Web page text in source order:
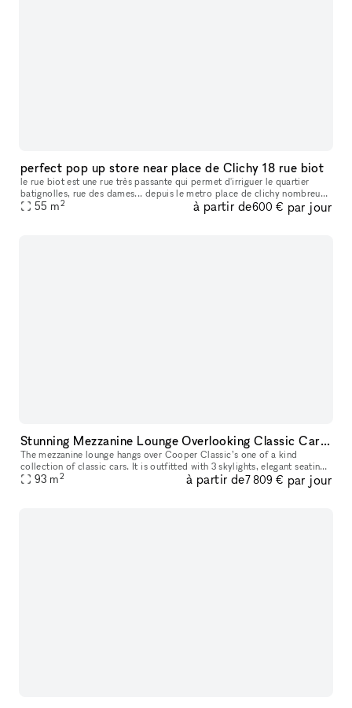
perfect pop up store near place de Clichy 18 rue biot
le rue biot est une rue très passante qui permet d'irriguer le quartier
batignolles, rue des dames... depuis le metro place de clichy nombreux
cafés et restaurants salle de spectacle à proximité cli
55 m2 à partir de600 € par jour
Stunning Mezzanine Lounge Overlooking Classic Car Showroom
The mezzanine lounge hangs over Cooper Classic’s one of a kind
collection of classic cars. It is outfitted with 3 skylights, elegant seating,
a custom Rolls Royce coffee table, and is adorned with ph
93 m2 à partir de7 809 € par jour